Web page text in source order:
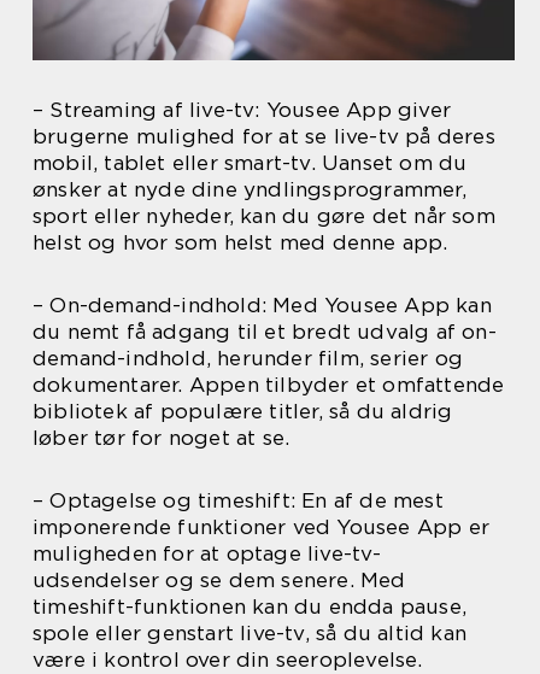
– Streaming af live-tv: Yousee App giver
brugerne mulighed for at se live-tv på deres
mobil, tablet eller smart-tv. Uanset om du
ønsker at nyde dine yndlingsprogrammer,
sport eller nyheder, kan du gøre det når som
helst og hvor som helst med denne app.
– On-demand-indhold: Med Yousee App kan
du nemt få adgang til et bredt udvalg af on-
demand-indhold, herunder film, serier og
dokumentarer. Appen tilbyder et omfattende
bibliotek af populære titler, så du aldrig
løber tør for noget at se.
– Optagelse og timeshift: En af de mest
imponerende funktioner ved Yousee App er
muligheden for at optage live-tv-
udsendelser og se dem senere. Med
timeshift-funktionen kan du endda pause,
spole eller genstart live-tv, så du altid kan
være i kontrol over din seeroplevelse.